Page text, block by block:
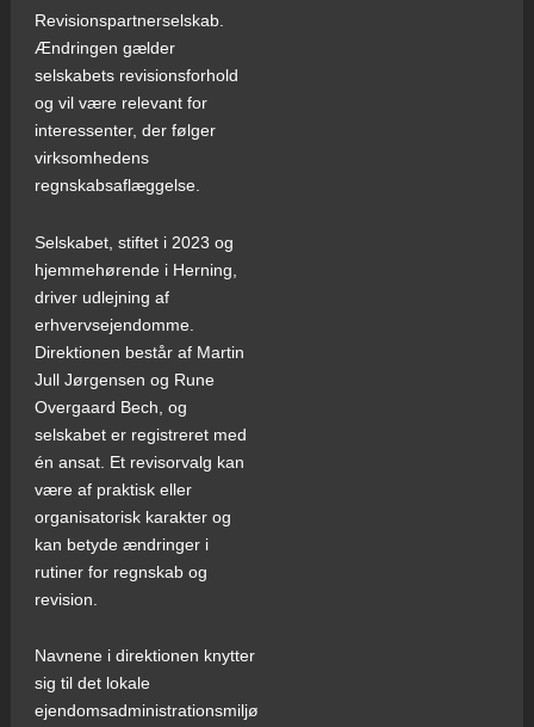
Revisionspartnerselskab.
Ændringen gælder
selskabets revisionsforhold
og vil være relevant for
interessenter, der følger
virksomhedens
regnskabsaflæggelse.
Selskabet, stiftet i 2023 og
hjemmehørende i Herning,
driver udlejning af
erhvervsejendomme.
Direktionen består af Martin
Jull Jørgensen og Rune
Overgaard Bech, og
selskabet er registreret med
én ansat. Et revisorvalg kan
være af praktisk eller
organisatorisk karakter og
kan betyde ændringer i
rutiner for regnskab og
revision.
Navnene i direktionen knytter
sig til det lokale
ejendomsadministrationsmiljø